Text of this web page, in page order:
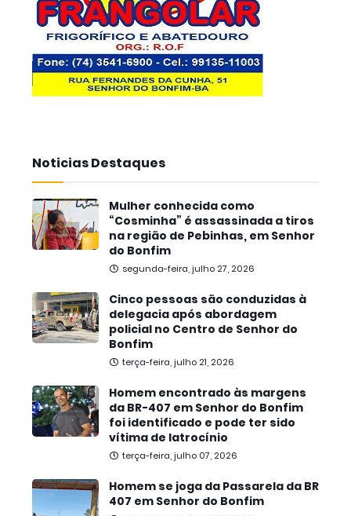
Noticias Destaques
Mulher conhecida como
“Cosminha” é assassinada a tiros
na região de Pebinhas, em Senhor
do Bonfim
segunda-feira, julho 27, 2026
Cinco pessoas são conduzidas à
delegacia após abordagem
policial no Centro de Senhor do
Bonfim
terça-feira, julho 21, 2026
Homem encontrado às margens
da BR-407 em Senhor do Bonfim
foi identificado e pode ter sido
vítima de latrocínio
terça-feira, julho 07, 2026
Homem se joga da Passarela da BR
407 em Senhor do Bonfim